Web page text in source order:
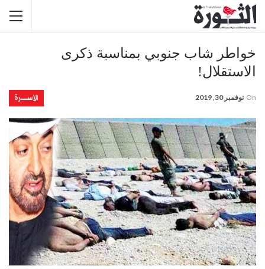
خواطر شاب جنوبي بمناسبة ذكرى
الاستقلال!
الأســــــرة On نوفمبر 30, 2019